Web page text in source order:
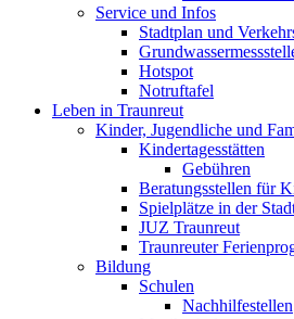
Service und Infos
Stadtplan und
Hotspot
Notruftafel
Leben in Traunreut
Kinder, Jugendliche und
Kindertagesstätten
Gebühren
Beratungsstellen für
Spielplätze in der
JUZ Traunreut
Traunreuter
Bildung
Schulen
Nachhilfestellen